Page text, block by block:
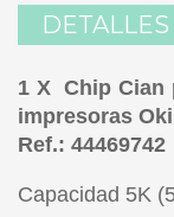
1 X Chip Cian
impresoras Oki
Ref.: 44469742
Capacidad 5K